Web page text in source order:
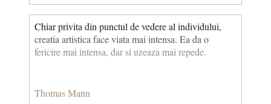
Chiar privita din punctul de vedere al individului,
creatia artistica face viata mai intensa. Ea da o
fericire mai intensa, dar si uzeaza mai repede.
Thomas Mann